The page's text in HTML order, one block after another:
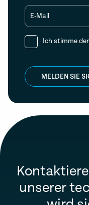
E-Mail
Ich stimme der
MELDEN SIE
unserer